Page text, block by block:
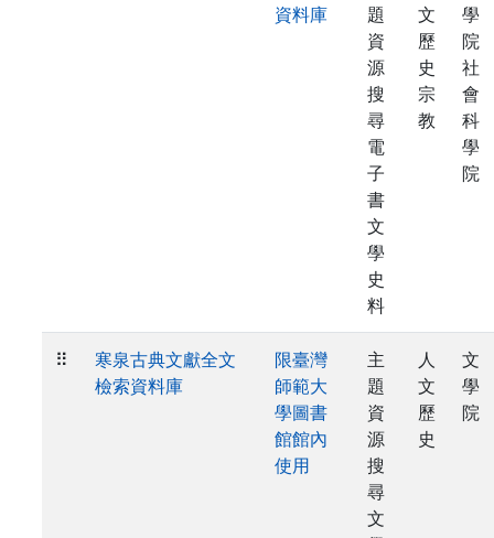
資料庫
題
資
源
搜
尋
電
子
書
文
學
史
料
文
歷
史
宗
教
學
院
社
會
科
學
院
⠿
寒泉古典文獻全文
檢索資料庫
限臺灣
師範大
學圖書
館館內
使用
主
題
資
源
搜
尋
文
人
文
歷
史
文
學
院